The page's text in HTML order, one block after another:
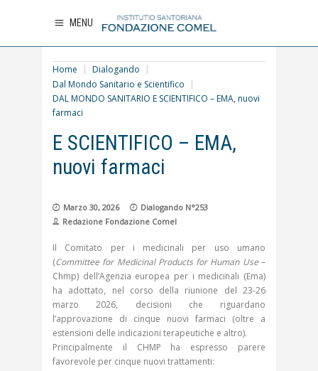
MENU
Home
Dialogando
Dal Mondo Sanitario e Scientifico
DAL MONDO SANITARIO E SCIENTIFICO – EMA, nuovi
farmaci
DAL MONDO SANITARIO
E SCIENTIFICO – EMA,
nuovi farmaci
Marzo 30, 2026
Dialogando N°253
Redazione Fondazione Comel
Il Comitato per i medicinali per uso umano
(Committee for Medicinal Products for Human Use–
Chmp) dell’Agenzia europea per i medicinali (Ema)
ha adottato, nel corso della riunione del 23-26
marzo 2026, decisioni che riguardano
l’approvazione di cinque nuovi farmaci (oltre a
estensioni delle indicazioni terapeutiche e altro).
Principalmente il CHMP ha espresso parere
favorevole per cinque nuovi trattamenti: